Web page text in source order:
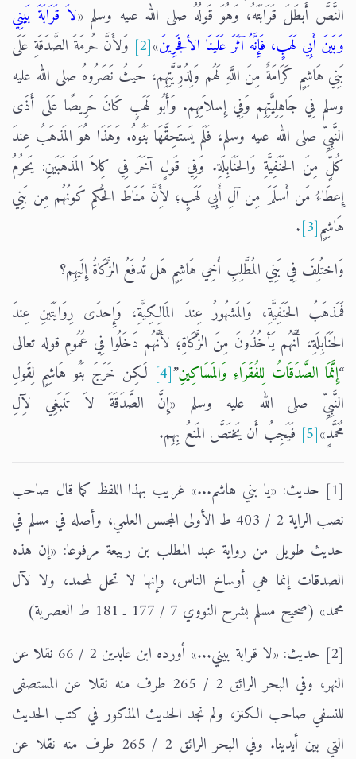
النَّصَّ أَبطَلَ قَرَابَتَهُ، وَهُوَ قَولُهُ صلى الله عليه وسلم «لاَ قَرَابَةَ بَينِي
وَبَينَ أَبِي لَهَبٍ، فَإِنَّهُ آثَرَ عَلَينَا الأفجَرِينَ»
[2]
وَلأَنَّ حُرمَةَ الصَّدَقَةِ عَلَى
بَنِي هَاشِمٍ كَرَامَةٌ مِنَ اللَّهِ لَهُم وَلِذُرِّيَّتِهِم، حَيثُ نَصَرُوهُ صلى الله عليه
وسلم فِي جَاهِلِيَّتِهِم وَفِي إِسلاَمِهِم. وَأَبُو لَهَبٍ كَانَ حَرِيصًا عَلَى أَذَى
النَّبِيِّ صلى الله عليه وسلم، فَلَم يَستَحِقَّهَا بَنُوهُ. وَهَذَا هُوَ المَذهَبُ عِندَ
كُلٍّ مِنَ الحَنَفِيَّةِ وَالحَنَابِلَةِ. وَفِي قَولٍ آخَرَ فِي كِلاَ المَذهَبَينِ: يَحرُمُ
إِعطَاءُ مَن أَسلَمَ مِن آلِ أَبِي لَهَبٍ؛ لأَِنَّ مَنَاطَ الحُكمِ كَونُهُم مِن بَنِي
هَاشِمٍ[3]
.
وَاختُلِفَ فِي بَنِي المُطَّلِبِ أَخِي هَاشِمٍ هَل تُدفَعُ الزَّكَاةُ إِلَيهِم؟
فَمَذهَبُ الحَنَفِيَّةِ، وَالمَشهُورُ عِندَ المَالِكِيَّةِ، وَإِحدَى رِوَايَتَينِ عِندَ
الحَنَابِلَةِ، أَنَّهُم يَأخُذُونَ مِنَ الزَّكَاةِ؛ لأَنَّهُم دَخَلُوا فِي عُمُومِ قوله تعالى
“إِنَّمَا الصَّدَقَاتُ لِلفُقَرَاءِ وَالمَسَاكِينِ”
[4]
لَكِن خَرَجَ بَنُو هَاشِمٍ لِقَولِ
النَّبِيِّ صلى الله عليه وسلم «إِنَّ الصَّدَقَةَ لاَ تَنبَغِي لآِلِ
مُحَمَّدٍ»[5] فَيَجِبُ أَن يَختَصَّ المَنعُ بِهِم.
[1] حديث: «يا بني هاشم...» غريب بهذا اللفظ كما قال صاحب
نصب الراية 2 / 403 ط الأولى المجلس العلمي، وأصله في مسلم في
حديث طويل من رواية عبد المطلب بن ربيعة مرفوعا: «إن هذه
الصدقات إنما هي أوساخ الناس، وإنها لا تحل لمحمد، ولا لآل
محمد» (صحيح مسلم بشرح النووي 7 / 177 ـ 181 ط العصرية)
[2] حديث: «لا قرابة بيني...» أورده ابن عابدين 2 / 66 نقلا عن
النهر، وفي البحر الرائق 2 / 265 طرف منه نقلا عن المستصفى
للنسفي صاحب الكنز، ولم نجد الحديث المذكور في كتب الحديث
التي بين أيدينا. وفي البحر الرائق 2 / 265 طرف منه نقلا عن